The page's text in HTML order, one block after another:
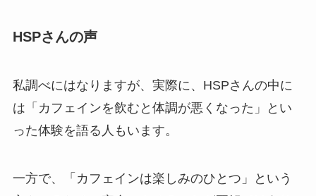
HSPさんの声
私調べにはなりますが、実際に、HSPさんの中に
は「カフェインを飲むと体調が悪くなった」とい
った体験を語る人もいます。
一方で、「カフェインは楽しみのひとつ」という